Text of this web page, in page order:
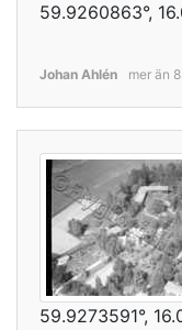
59.9260863°,
Johan Ahlén mer än
59.9273591°,